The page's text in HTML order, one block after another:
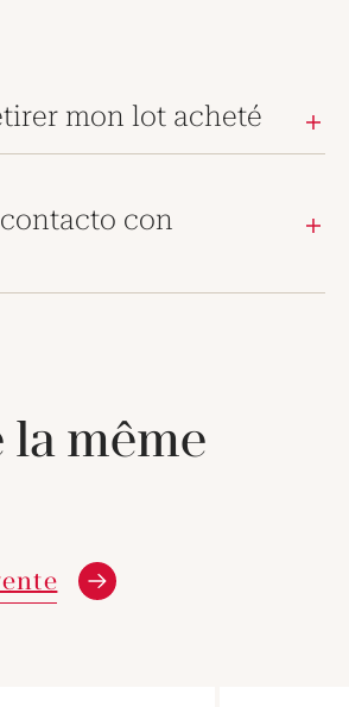
mon lot acheté
con
la même